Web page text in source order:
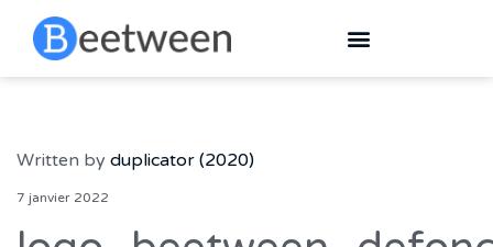
Written by duplicator (2020)
7 janvier 2022